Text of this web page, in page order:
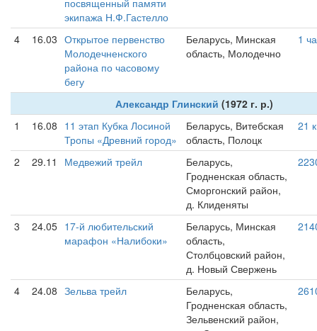
посвященный памяти
экипажа Н.Ф.Гастелло
4 16.03 Открытое первенство
Молодечненского
района по часовому
бегу
Беларусь, Минская
область, Молодечно
1
Александр Глинский (1972 г. р.)
1
16.08 11 этап Кубка Лосиной
Тропы «Древний город»
Беларусь, Витебская
область, Полоцк
21
2 29.11 Медвежий трейл
Беларусь,
Гродненская область,
Сморгонский район,
д. Клиденяты
3 24.05 17-й любительский
марафон «Налибоки»
Беларусь, Минская
область,
Столбцовский район,
д. Новый Свержень
4 24.08 Зельва трейл
Беларусь,
Гродненская область,
Зельвенский район,